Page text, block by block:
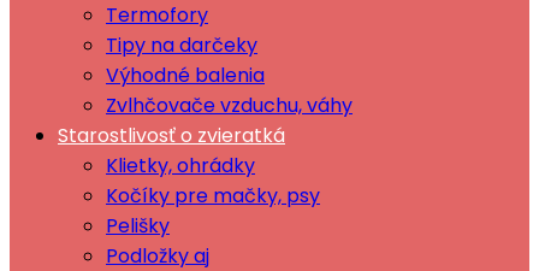
Termofory
Tipy na darčeky
Výhodné balenia
Zvlhčovače vzduchu, váhy
Starostlivosť o zvieratká
Klietky, ohrádky
Kočíky pre mačky, psy
Pelišky
Podložky aj